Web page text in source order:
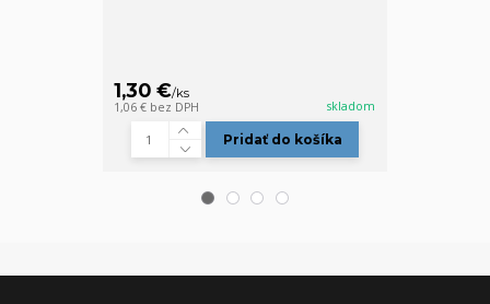
1,30 €/ks
1,06 € bez DPH skladom
Pridať do košíka